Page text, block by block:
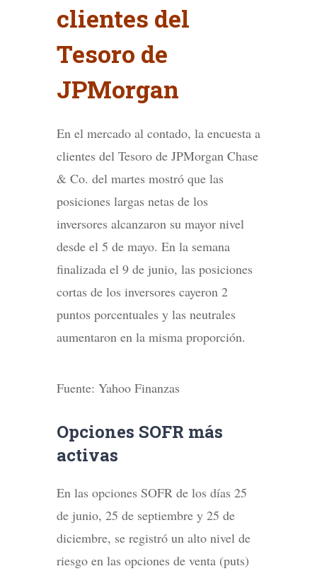
clientes del
Tesoro de
JPMorgan
En el mercado al contado, la encuesta a
clientes del Tesoro de JPMorgan Chase
& Co. del martes mostró que las
posiciones largas netas de los
inversores alcanzaron su mayor nivel
desde el 5 de mayo. En la semana
finalizada el 9 de junio, las posiciones
cortas de los inversores cayeron 2
puntos porcentuales y las neutrales
aumentaron en la misma proporción.
Fuente: Yahoo Finanzas
Opciones SOFR más
activas
En las opciones SOFR de los días 25
de junio, 25 de septiembre y 25 de
diciembre, se registró un alto nivel de
riesgo en las opciones de venta (puts)